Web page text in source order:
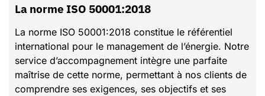
la norme ISO 50001:2018
La norme ISO 50001:2018 constitue le référentiel
international pour le management de l’énergie. Notre
service d’accompagnement intègre une parfaite
maîtrise de cette norme, permettant à nos clients de
comprendre ses exigences, ses objectifs et ses